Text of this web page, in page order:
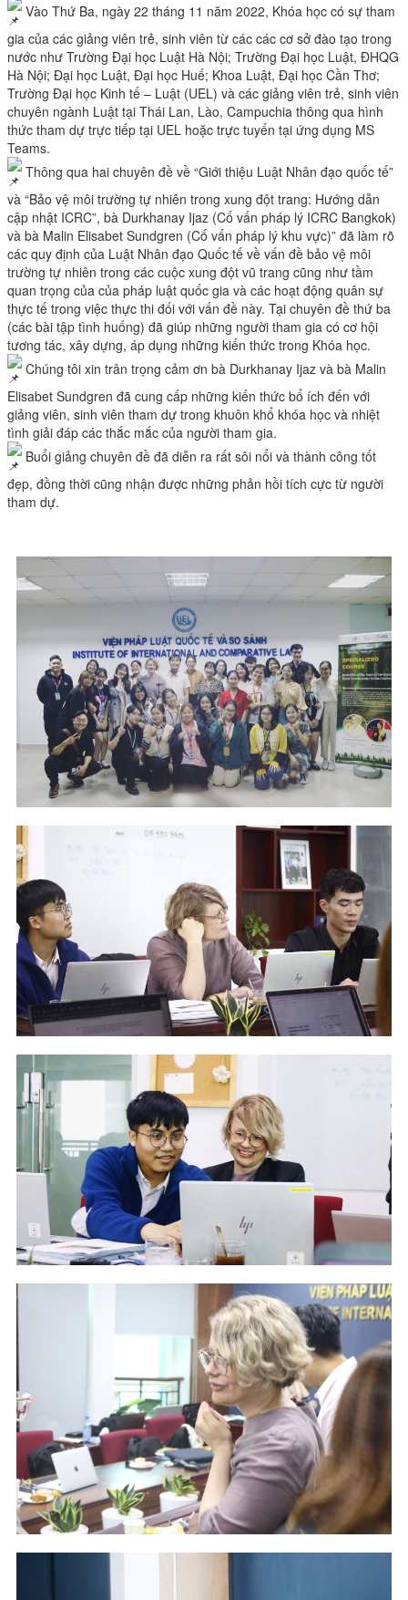
Vào Thứ Ba, ngày 22 tháng 11 năm 2022, Khóa học có sự tham
gia của các giảng viên trẻ, sinh viên từ các các cơ sở đào tạo trong
nước như Trường Đại học Luật Hà Nội; Trường Đại học Luật, ĐHQG
Hà Nội; Đại học Luật, Đại học Huế; Khoa Luật, Đại học Cần Thơ;
Trường Đại học Kinh tế – Luật (UEL) và các giảng viên trẻ, sinh viên
chuyên ngành Luật tại Thái Lan, Lào, Campuchia thông qua hình
thức tham dự trực tiếp tại UEL hoặc trực tuyến tại ứng dụng MS
Teams.
Thông qua hai chuyên đề về “Giới thiệu Luật Nhân đạo quốc tế”
và “Bảo vệ môi trường tự nhiên trong xung đột trang: Hướng dẫn
cập nhật ICRC”, bà Durkhanay Ijaz (Cố vấn pháp lý ICRC Bangkok)
và bà Malin Elisabet Sundgren (Cố vấn pháp lý khu vực)” đã làm rõ
các quy định của Luật Nhân đạo Quốc tế về vấn đề bảo vệ môi
trường tự nhiên trong các cuộc xung đột vũ trang cũng như tầm
quan trọng của của pháp luật quốc gia và các hoạt động quân sự
thực tế trong việc thực thi đối với vấn đề này. Tại chuyên đề thứ ba
(các bài tập tình huống) đã giúp những người tham gia có cơ hội
tương tác, xây dựng, áp dụng những kiến thức trong Khóa học.
Chúng tôi xin trân trọng cảm ơn bà Durkhanay Ijaz và bà Malin
Elisabet Sundgren đã cung cấp những kiến thức bổ ích đến với
giảng viên, sinh viên tham dự trong khuôn khổ khóa học và nhiệt
tình giải đáp các thắc mắc của người tham gia.
Buổi giảng chuyên đề đã diễn ra rất sôi nổi và thành công tốt
đẹp, đồng thời cũng nhận được những phản hồi tích cực từ người
tham dự.